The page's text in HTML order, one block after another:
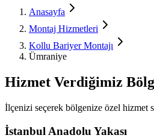
Anasayfa
Montaj Hizmetleri
Kollu Bariyer Montajı
Ümraniye
Hizmet Verdiğimiz
İlçenizi seçerek bölgenize özel hizmet
İstanbul Anadolu Yakası